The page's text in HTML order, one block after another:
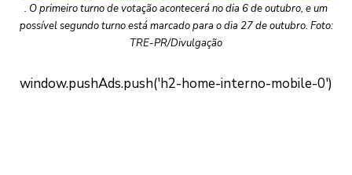
. O primeiro turno de votação acontecerá no dia 6 de outubro, e um
possível segundo turno está marcado para o dia 27 de outubro. Foto:
TRE-PR/Divulgação